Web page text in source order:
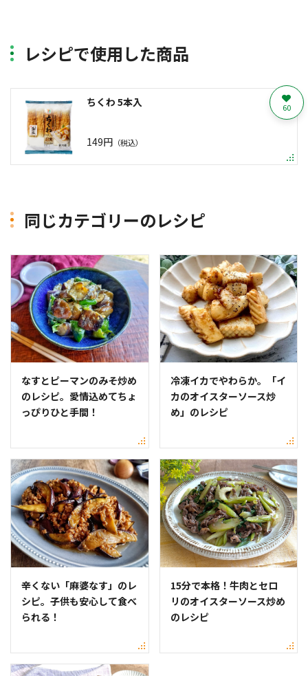
レシピで使用した商品
ちくわ 5本入
149円 （税込）
60
同じカテゴリーのレシピ
なすとピーマンのみそ炒め
のレシピ。愛情込めてちょ
っぴりひと手間！
冷凍イカでやわらか。「イ
カのオイスターソース炒
め」のレシピ
辛くない「麻婆なす」のレ
シピ。子供も安心して食べ
られる！
15分で本格！牛肉とセロ
リのオイスターソース炒め
のレシピ